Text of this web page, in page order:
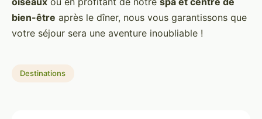
bien-être après le dîner, nous vous garantissons que
votre séjour sera une aventure inoubliable !
Destinations